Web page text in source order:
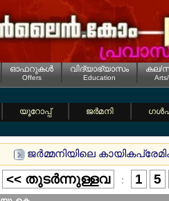
ഓഫറുകള്‍
Offers
വിദ്യാഭ്യാസം
Education
കല/
യൂറോപ്പ് ജര്‍മനി
ജര്‍മ്മനിയിലെ
<< തുടര്‍ന്നുള്ളവ : 1 5